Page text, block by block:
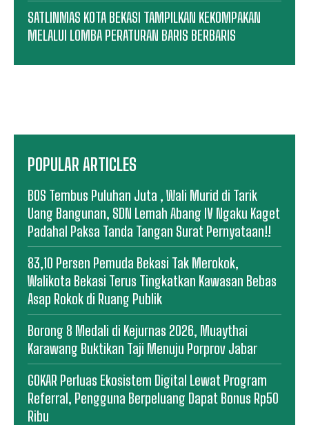
SATLINMAS KOTA BEKASI TAMPILKAN KEKOMPAKAN
MELALUI LOMBA PERATURAN BARIS BERBARIS
POPULAR ARTICLES
BOS Tembus Puluhan Juta , Wali Murid di Tarik
Uang Bangunan, SDN Lemah Abang IV Ngaku Kaget
Padahal Paksa Tanda Tangan Surat Pernyataan!!
83,10 Persen Pemuda Bekasi Tak Merokok,
Walikota Bekasi Terus Tingkatkan Kawasan Bebas
Asap Rokok di Ruang Publik
Borong 8 Medali di Kejurnas 2026, Muaythai
Karawang Buktikan Taji Menuju Porprov Jabar
GOKAR Perluas Ekosistem Digital Lewat Program
Referral, Pengguna Berpeluang Dapat Bonus Rp50
Ribu